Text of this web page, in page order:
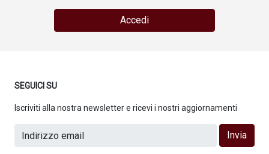
Accedi
SEGUICI SU
Iscriviti alla nostra newsletter e ricevi i nostri aggiornamenti
Invia